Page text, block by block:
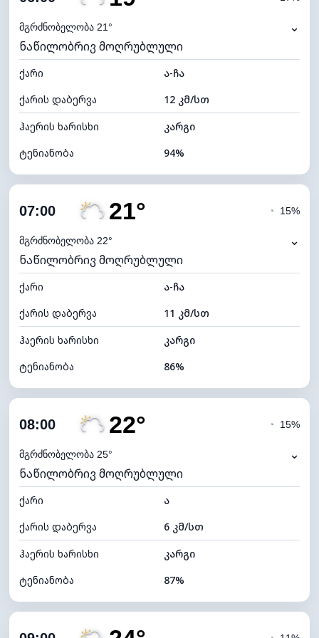
ნამის წერტილი
ხილვადობა
2 კმ
განათების ინდექსი 0 (ბნელი)
ღრუბლის სიმაღლე 9360 მ
მგრძნობელობა 21° ⌄
ნაწილობრივ მოღრუბლული
ქარი
ა-ჩა
ქარის დაბერვა
12 კმ/სთ
ჰაერის ხარისხი
კარგი
ტენიანობა
94%
ღრუბლიანობა
ნამის წერტილი
ხილვადობა
10 კმ
განათების ინდექსი 0 (ბნელი)
ღრუბლის სიმაღლე 10000 მ
07:00 21°
მგრძნობელობა 22°
◔ 15%
⌄
ნაწილობრივ მოღრუბლული
ქარი
ა-ჩა
ქარის დაბერვა
11 კმ/სთ
ჰაერის ხარისხი
კარგი
ტენიანობა
86%
ღრუბლიანობა
ნამის წერტილი
ხილვადობა
10 კმ
განათების ინდექსი 7 (ნათელი)
ღრუბლის სიმაღლე 8880 მ
08:00 22°
მგრძნობელობა 25°
◔ 15%
⌄
ნაწილობრივ მოღრუბლული
ქარი
ა
ქარის დაბერვა
6 კმ/სთ
ჰაერის ხარისხი
კარგი
ტენიანობა
87%
ღრუბლიანობა